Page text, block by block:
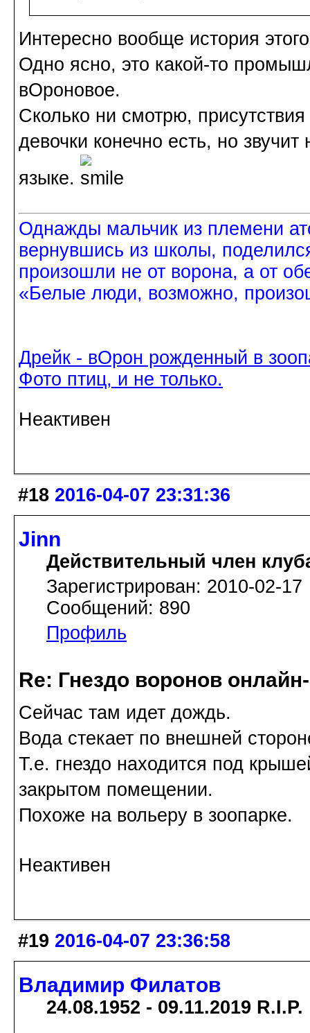
Интересно вообще история
Одно ясно, это какой-то
вОроновое.
Сколько ни смотрю,
девочки конечно есть, но
языке.
Однажды мальчик из племени
вернувшись из школы,
произошли не от ворона, а от
«Белые люди, возможно,
Дрейк - вОрон рожденный в
Фото птиц, и не только.
Неактивен
#18 2016-04-07 23:31:36
Jinn
Действительный член
Зарегистрирован: 2010-02-17
Сообщений: 890
Профиль
Re: Гнездо воронов
Сейчас там идет дождь.
Вода стекает по внешней
Т.е. гнездо находится под
закрытом помещении.
Похоже на вольеру в зоопарке.
Неактивен
#19 2016-04-07 23:36:58
Владимир Филатов
24.08.1952 - 09.11.2019 R.I.P.